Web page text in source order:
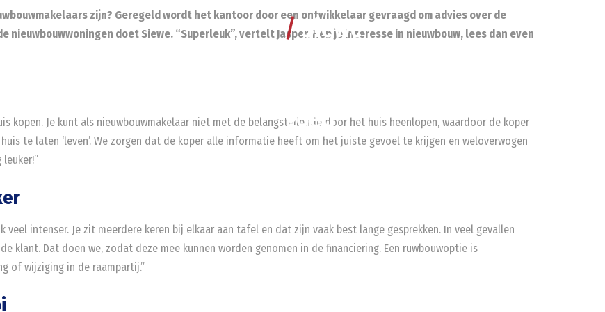
/Siewe
goed
zijn? Geregeld wordt het kantoor door een ontwikkelaar gevraagd om advies over de
doet Siewe. “Superleuk”, vertelt Jasper. Heb je interesse in nieuwbouw, lees dan even
kopen. Je kunt als nieuwbouwmakelaar niet met de belangstellende door het huis heenlopen, waardoor de koper
te laten ‘leven’. We zorgen dat de koper alle informatie heeft om het juiste gevoel te krijgen en weloverwogen
intenser. Je zit meerdere keren bij elkaar aan tafel en dat zijn vaak best lange gesprekken. In veel gevallen
klant. Dat doen we, zodat deze mee kunnen worden genomen in de financiering. Een ruwbouwoptie is
of wijziging in de raampartij.”